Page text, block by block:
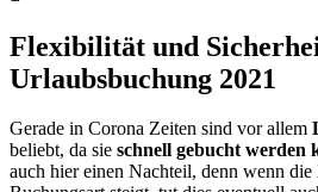
Flexibilität und
Urlaubsbuchung 2021
Gerade in Corona Zeiten sind vor allem
beliebt, da sie schnell gebucht werden
auch hier einen Nachteil, denn wenn die